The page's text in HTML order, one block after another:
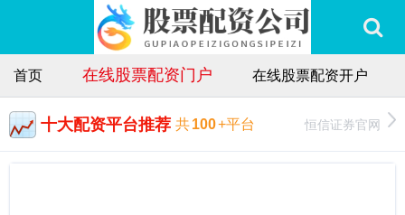
首页 在线股票配资门户 在线股票配资开户
十大配资平台推荐 共100+平台 恒信证券官网